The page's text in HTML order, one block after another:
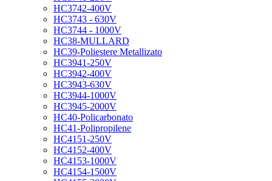
HC3742-400V
HC3743 - 630V
HC3744 - 1000V
HC38-MULLARD
HC39-Poliestere Metallizato
HC3941-250V
HC3942-400V
HC3943-630V
HC3944-1000V
HC3945-2000V
HC40-Policarbonato
HC41-Polipropilene
HC4151-250V
HC4152-400V
HC4153-1000V
HC4154-1500V